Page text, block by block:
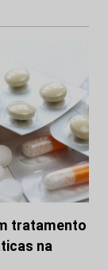
tratamento
na